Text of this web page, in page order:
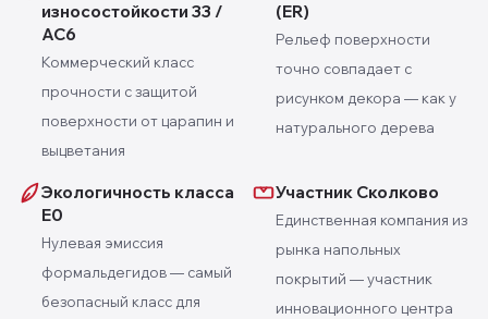
износостойкости 33 /
AC6
Коммерческий класс
прочности с защитой
поверхности от царапин и
выцветания
(ER)
Рельеф поверхности
точно совпадает с
рисунком декора — как у
натурального дерева
Экологичность класса
E0
Нулевая эмиссия
формальдегидов — самый
безопасный класс для
Участник Сколково
Единственная компания из
рынка напольных
покрытий — участник
инновационного центра